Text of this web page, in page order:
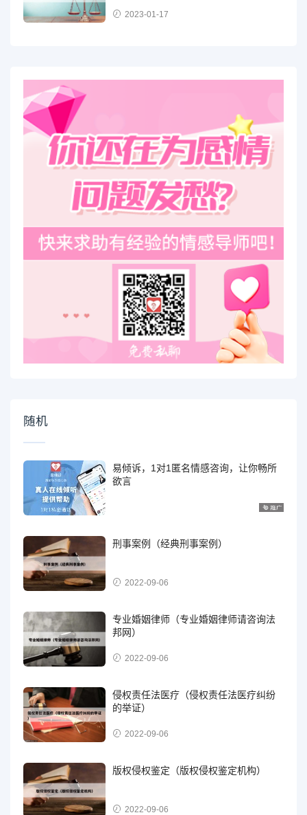
2023-01-17
随机
易倾诉，1对1匿名情感咨询，让你畅所
欲言
刑事案例（经典刑事案例）
2022-09-06
专业婚姻律师（专业婚姻律师请咨询法
邦网）
2022-09-06
侵权责任法医疗（侵权责任法医疗纠纷
的举证）
2022-09-06
版权侵权鉴定（版权侵权鉴定机构）
2022-09-06